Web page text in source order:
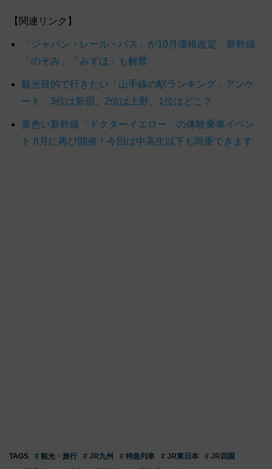
【関連リンク】
「ジャパン・レール・パス」が10月価格改定、新幹線
「のぞみ」「みずほ」も解禁
観光目的で行きたい「山手線の駅ランキング」アンケ
ート 3位は新宿、2位は上野、1位はどこ？
黄色い新幹線「ドクターイエロー」の体験乗車イベン
ト 8月に再び開催！今回は中高生以下も同乗できます
TAGS # 観光・旅行 # JR九州 # 特急列車 # JR東日本
# JR四国